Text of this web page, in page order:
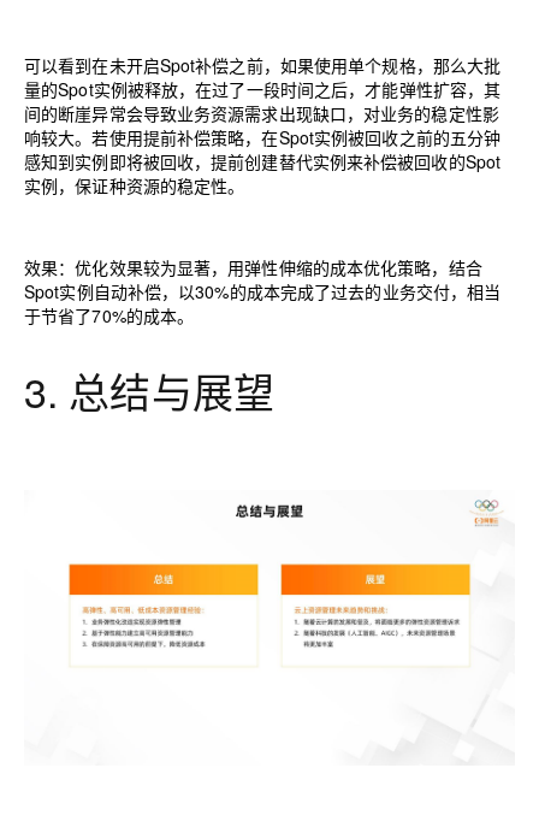
可以看到在未开启Spot补偿之前，如果使用单个规格，那么大批
量的Spot实例被释放，在过了一段时间之后，才能弹性扩容，其
间的断崖异常会导致业务资源需求出现缺口，对业务的稳定性影
响较大。若使用提前补偿策略，在Spot实例被回收之前的五分钟
感知到实例即将被回收，提前创建替代实例来补偿被回收的Spot
实例，保证种资源的稳定性。
效果：优化效果较为显著，用弹性伸缩的成本优化策略，结合
Spot实例自动补偿，以30%的成本完成了过去的业务交付，相当
于节省了70%的成本。
3. 总结与展望